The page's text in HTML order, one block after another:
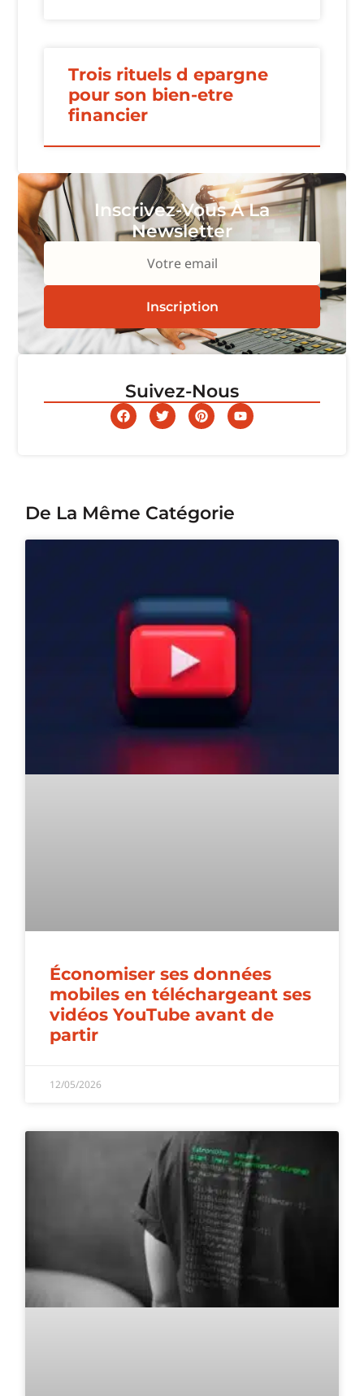
Trois rituels d epargne
pour son bien-etre
financier
Inscrivez-Vous À La
Newsletter
Votre email
Inscription
Suivez-Nous
De La Même Catégorie
Économiser ses données
mobiles en téléchargeant ses
vidéos YouTube avant de
partir
12/05/2026